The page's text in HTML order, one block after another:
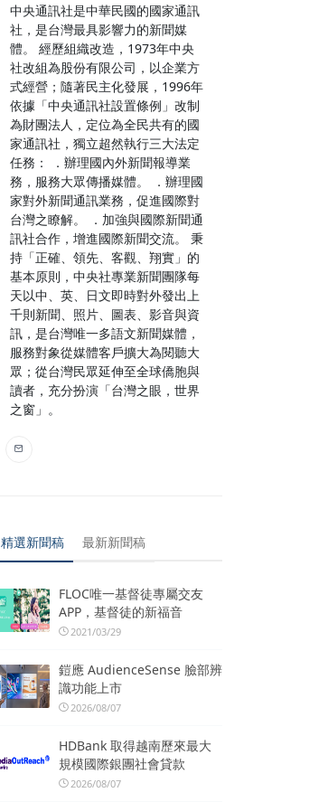
中央通訊社是中華民國的國家通訊
社，是台灣最具影響力的新聞媒
體。 經歷組織改造，1973年中央
社改組為股份有限公司，以企業方
式經營；隨著民主化發展，1996年
依據「中央通訊社設置條例」改制
為財團法人，定位為全民共有的國
家通訊社，獨立超然執行三大法定
任務： ．辦理國內外新聞報導業
務，服務大眾傳播媒體。 ．辦理國
家對外新聞通訊業務，促進國際對
台灣之瞭解。 ．加強與國際新聞通
訊社合作，增進國際新聞交流。 秉
持「正確、領先、客觀、翔實」的
基本原則，中央社專業新聞團隊每
天以中、英、日文即時對外發出上
千則新聞、照片、圖表、影音與資
訊，是台灣唯一多語文新聞媒體，
服務對象從媒體客戶擴大為閱聽大
眾；從台灣民眾延伸至全球僑胞與
讀者，充分扮演「台灣之眼，世界
之窗」。
精選新聞稿 最新新聞稿
FLOC唯一基督徒專屬交友
APP，基督徒的新福音
2021/03/29
鎧應 AudienceSense 臉部辨
識功能上市
2026/08/07
HDBank 取得越南歷來最大
規模國際銀團社會貸款
2026/08/07